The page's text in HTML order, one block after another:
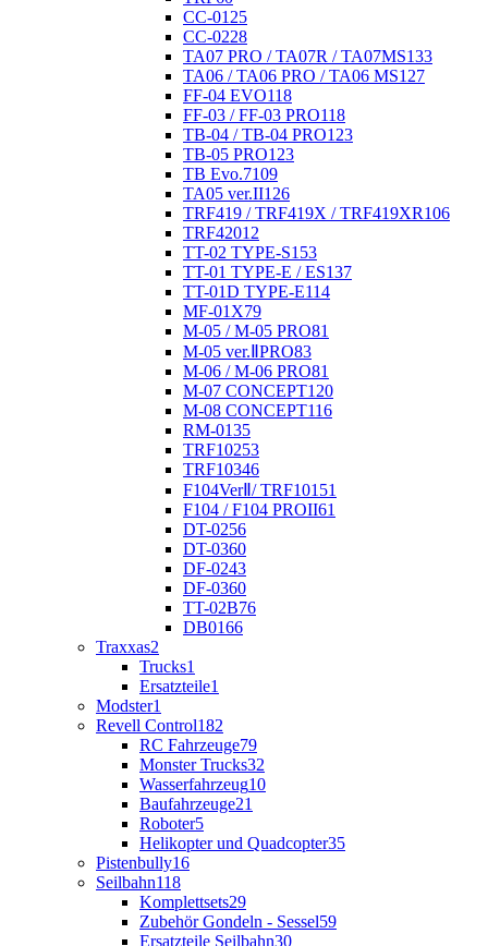
CC-0125
CC-0228
TA07 PRO / TA07R / TA07MS133
TA06 / TA06 PRO / TA06 MS127
FF-04 EVO118
FF-03 / FF-03 PRO118
TB-04 / TB-04 PRO123
TB-05 PRO123
TB Evo.7109
TA05 ver.II126
TRF419 / TRF419X / TRF419XR106
TRF42012
TT-02 TYPE-S153
TT-01 TYPE-E / ES137
TT-01D TYPE-E114
MF-01X79
M-05 / M-05 PRO81
M-05 ver.ⅡPRO83
M-06 / M-06 PRO81
M-07 CONCEPT120
M-08 CONCEPT116
RM-0135
TRF10253
TRF10346
F104VerⅡ/ TRF10151
F104 / F104 PROII61
DT-0256
DT-0360
DF-0243
DF-0360
TT-02B76
DB0166
Traxxas2
Trucks1
Ersatzteile1
Modster1
Revell Control182
RC Fahrzeuge79
Monster Trucks32
Wasserfahrzeug10
Baufahrzeuge21
Roboter5
Helikopter und Quadcopter35
Pistenbully16
Seilbahn118
Komplettsets29
Zubehör Gondeln - Sessel59
Ersatzteile Seilbahn30